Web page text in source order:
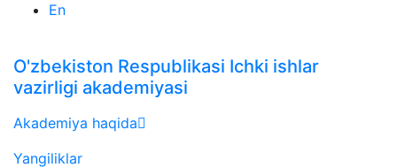
En
O'zbekiston Respublikasi Ichki ishlar
vazirligi akademiyasi
Akademiya haqida
Yangiliklar